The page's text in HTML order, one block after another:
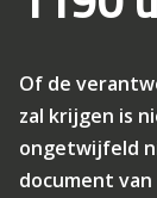
Of de
zal krijgen is
ongetwijfeld
document van